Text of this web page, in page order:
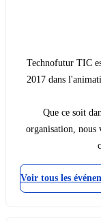
Technofutur TIC
2017 dans
Que ce soit
organisation, nous
Voir tous les